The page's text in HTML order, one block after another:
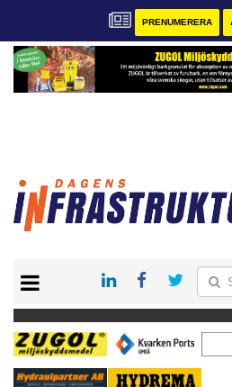
PRENUMERERA
KONTAKT
VÅRA ANDRA MAGASIN
PRENUMERERA